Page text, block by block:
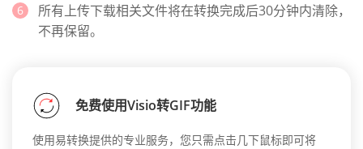
所有上传下载相关文件将在转换完成后30分钟内清除，
不再保留。
免费使用Visio转GIF功能
使用易转换提供的专业服务，您只需点击几下鼠标即可将